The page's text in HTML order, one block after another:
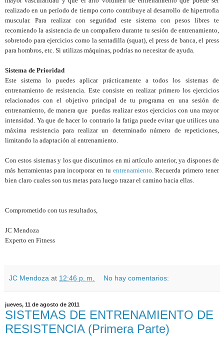
realizado en un período de tiempo corto contribuye al desarrollo de hipertrofia
muscular. Para realizar con seguridad este sistema con pesos libres te
recomiendo la asistencia de un compañero durante tu sesión de entrenamiento,
sobretodo para ejercicios como la sentadilla (squat), el press de banca, el press
para hombros, etc. Si utilizas máquinas, podrías no necesitar de ayuda.
Sistema de Prioridad
Este sistema lo puedes aplicar prácticamente a todos los sistemas de
entrenamiento de resistencia. Este consiste en realizar primero los ejercicios
relacionados con el objetivo principal de tu programa en una sesión de
entrenamiento, de manera que puedas realizar estos ejercicios con una mayor
intensidad. Ya que de hacer lo contrario la fatiga puede evitar que utilices una
máxima resistencia para realizar un determinado número de repeticiones,
limitando la adaptación al entrenamiento.
Con estos sistemas y los que discutimos en mi artículo anterior, ya dispones de
más herramientas para incorporar en tu entrenamiento . Recuerda primero tener
bien claro cuales son tus metas para luego trazar el camino hacia ellas.
Comprometido con tus resultados,
JC Mendoza
Experto en Fitness
JC Mendoza at 12:46 p. m. No hay comentarios:
jueves, 11 de agosto de 2011
SISTEMAS DE ENTRENAMIENTO DE
RESISTENCIA (Primera Parte)